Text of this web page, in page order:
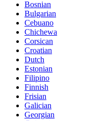
Bosnian
Bulgarian
Cebuano
Chichewa
Corsican
Croatian
Dutch
Estonian
Filipino
Finnish
Frisian
Galician
Georgian